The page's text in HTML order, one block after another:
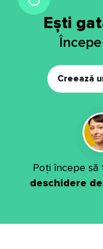
Ești
Creează
Poți începe să
deschidere